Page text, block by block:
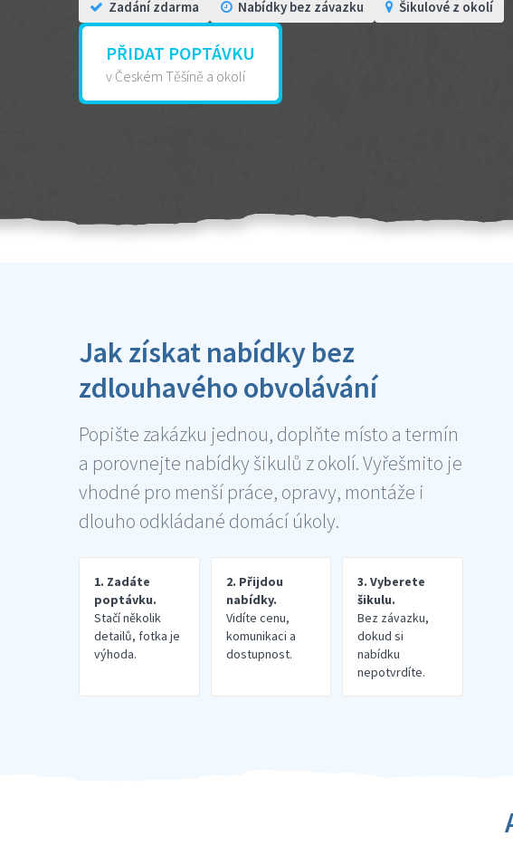
Zadání zdarma Nabídky bez závazku Šikulové z okolí
PŘIDAT POPTÁVKU
v Českém Těšíně a okolí
Jak získat nabídky bez
zdlouhavého obvolávání
Popište zakázku jednou, doplňte místo a termín
a porovnejte nabídky šikulů z okolí. Vyřešmito je
vhodné pro menší práce, opravy, montáže i
dlouho odkládané domácí úkoly.
1. Zadáte
poptávku.
Stačí několik
detailů, fotka je
výhoda.
2. Přijdou
nabídky.
Vidíte cenu,
komunikaci a
dostupnost.
3. Vyberete
šikulu.
Bez závazku,
dokud si
nabídku
nepotvrdíte.